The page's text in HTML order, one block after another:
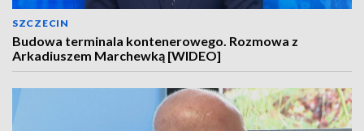
SZCZECIN
Budowa terminala kontenerowego. Rozmowa z
Arkadiuszem Marchewką [WIDEO]